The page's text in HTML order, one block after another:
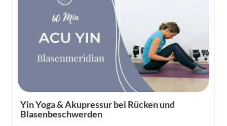
Yin Yoga & Akupressur bei Rücken und
Blasenbeschwerden